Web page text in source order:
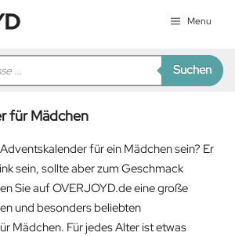
Menu
Suchen
für Mädchen
für ein Mädchen sein? Er
sein, sollte aber zum Geschmack
Sie auf OVERJOYD.de eine große
und besonders beliebten
Mädchen. Für jedes Alter ist etwas